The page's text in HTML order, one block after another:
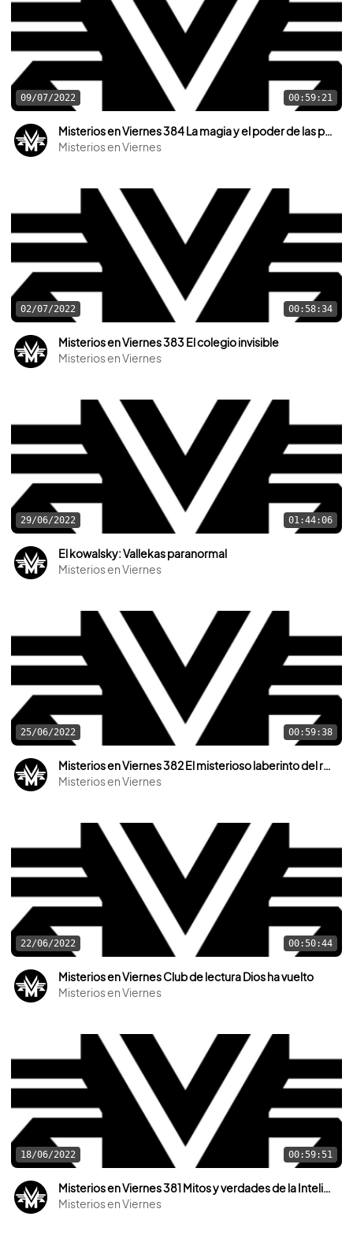
09/07/2022 00:59:21
Misterios en Viernes 384 La magia y el poder de las piedras
Misterios en Viernes
02/07/2022 00:58:34
Misterios en Viernes 383 El colegio invisible
Misterios en Viernes
29/06/2022 01:44:06
El kowalsky: Vallekas paranormal
Misterios en Viernes
25/06/2022 00:59:38
Misterios en Viernes 382 El misterioso laberinto del rey Silo
Misterios en Viernes
22/06/2022 00:50:44
Misterios en Viernes Club de lectura Dios ha vuelto
Misterios en Viernes
18/06/2022 00:59:51
Misterios en Viernes 381 Mitos y verdades de la Inteligencia Artificial
Misterios en Viernes